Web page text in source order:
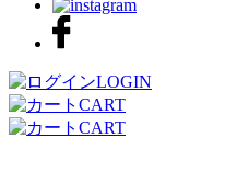
LOGIN
CART
CART